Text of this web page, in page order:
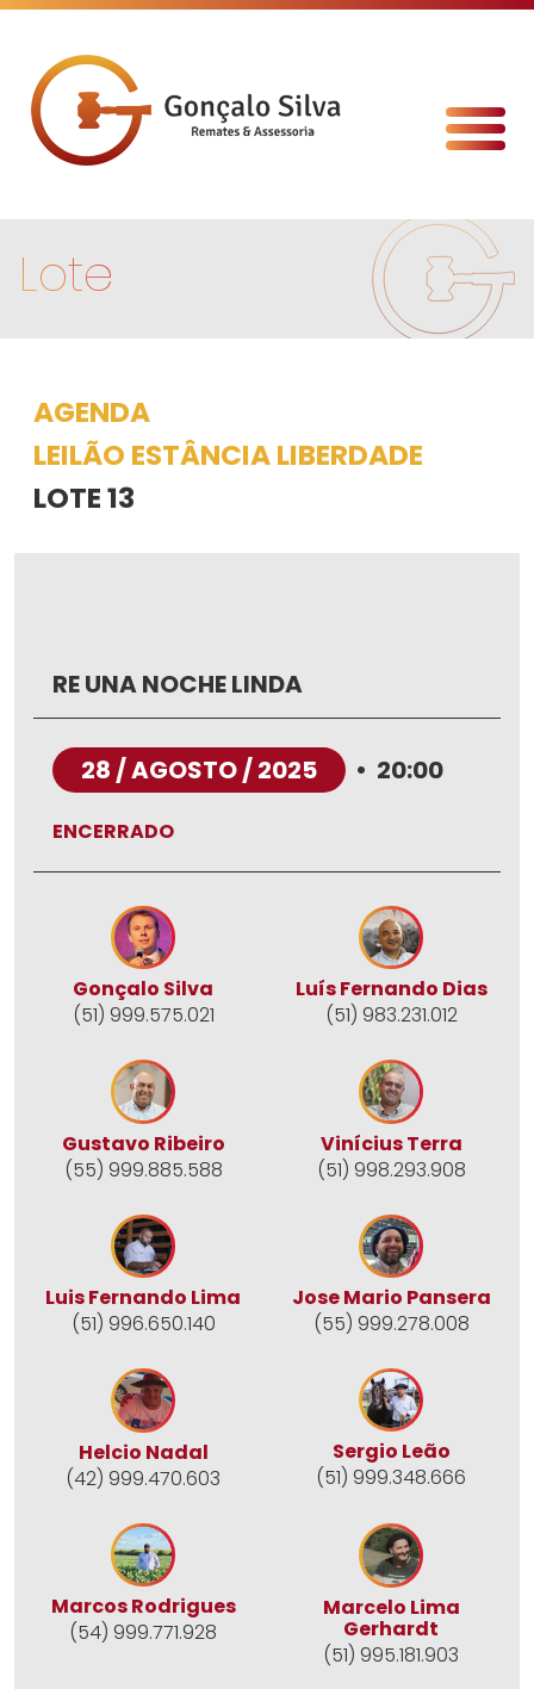
Lote
AGENDA
LEILÃO ESTÂNCIA LIBERDADE
LOTE 13
RE UNA NOCHE LINDA
28 / AGOSTO / 2025 • 20:00
ENCERRADO
Gonçalo Silva
(51) 999.575.021
Luís Fernando Dias
(51) 983.231.012
Gustavo Ribeiro
(55) 999.885.588
Vinícius Terra
(51) 998.293.908
Luis Fernando Lima
(51) 996.650.140
Jose Mario Pansera
(55) 999.278.008
Helcio Nadal
(42) 999.470.603
Sergio Leão
(51) 999.348.666
Marcos Rodrigues
(54) 999.771.928
Marcelo Lima
Gerhardt
(51) 995.181.903